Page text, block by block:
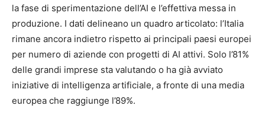
la fase di sperimentazione dell’AI e l’effettiva messa in
produzione. I dati delineano un quadro articolato: l’Italia
rimane ancora indietro rispetto ai principali paesi europei
per numero di aziende con progetti di AI attivi. Solo l’81%
delle grandi imprese sta valutando o ha già avviato
iniziative di intelligenza artificiale, a fronte di una media
europea che raggiunge l’89%.